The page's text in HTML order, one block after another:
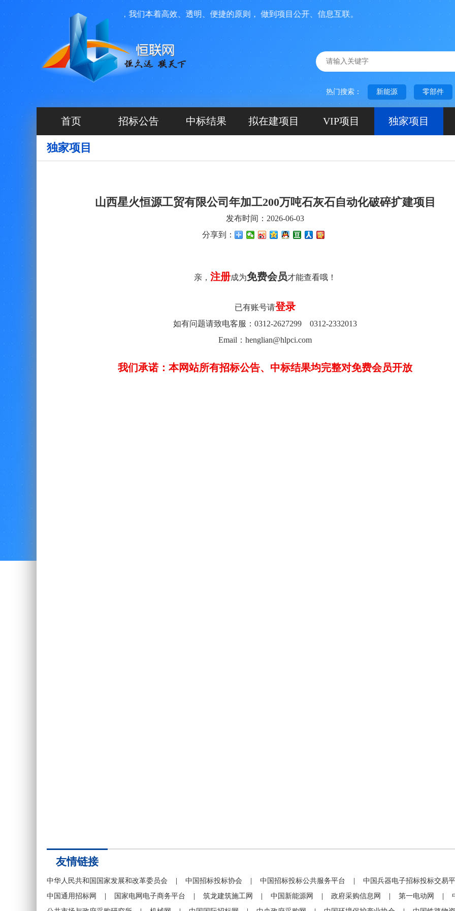
技有限公司投资运营管理，我们本着高效、透明、便捷的原则， 做到项目公开、信息互联。
热门搜索： 新能源 零部件
首页 招标公告 中标结果 拟在建项目 VIP项目 独家项目
独家项目
山西星火恒源工贸有限公司年加工200万吨石灰石自动化破碎扩建项目
发布时间：2026-06-03
分享到：
亲， 注册成为免费会员才能查看哦！
已有账号请登录
如有问题请致电客服：0312-2627299 0312-2332013
Email：henglian@hlpci.com
我们承诺：本网站所有招标公告、中标结果均完整对免费会员开放
友情链接
中华人民共和国国家发展和改革委员会 中国招标投标协会 中国招标投标公共服务平台
中国兵器电子招标投标交易
中国通用招标网
国家电网电子商务平台 筑龙建筑施工网 中国新能源网 政府采购信息网 第一电动网